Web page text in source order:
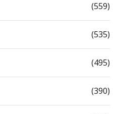
(559)
(535)
(495)
(390)